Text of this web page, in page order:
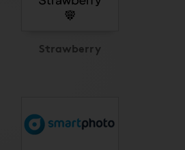
Strawberry